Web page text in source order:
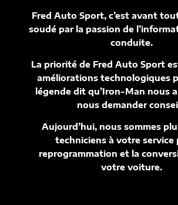
Fred Auto Sport, c’est avant
soudé par la passion de
conduite.
La priorité de Fred Auto Sport
améliorations technologiques
légende dit qu’Iron-Man nous
nous demander
Aujourd’hui, nous sommes
techniciens à votre service
reprogrammation et la
votre voiture.